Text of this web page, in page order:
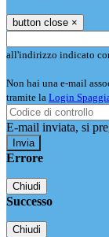
button close ×
all'indirizzo indicato
Non hai una e-mail
tramite la Login
E-mail inviata, si
Errore
Chiudi
Successo
Chiudi